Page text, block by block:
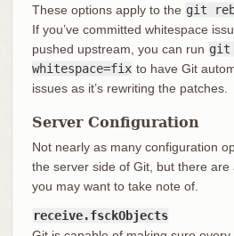
These options apply to the git
If you’ve committed whitespace
pushed upstream, you can run git
whitespace=fix to have Git
issues as it’s rewriting the patches.
Server Configuration
Not nearly as many configuration
the server side of Git, but there
you may want to take note of.
receive.fsckObjects